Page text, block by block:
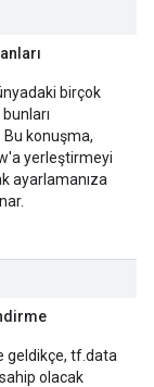
birçok
konuşma,
yerleştirmeyi
ayarlamanıza
geldikçe, tf.data
olacak